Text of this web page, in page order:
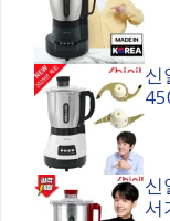
신
신
서